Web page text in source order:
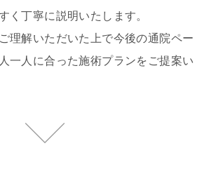
く丁寧に説明いたします。
理解いただいた上で今後の通院ペー
一人に合った施術プランをご提案い